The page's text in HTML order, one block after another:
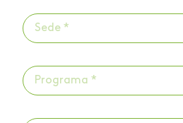
Sede *
Programa *